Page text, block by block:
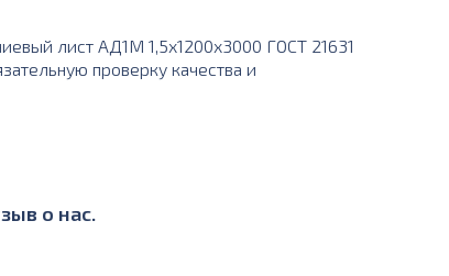
лист АД1М 1,5х1200х3000 ГОСТ 21631
проверку качества и
о нас.